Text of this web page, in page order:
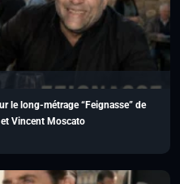
le long-métrage “Feignasse” de
et Vincent Moscato